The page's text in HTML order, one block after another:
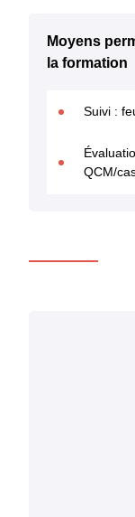
Moyens
la formation
Suivi :
QCM/